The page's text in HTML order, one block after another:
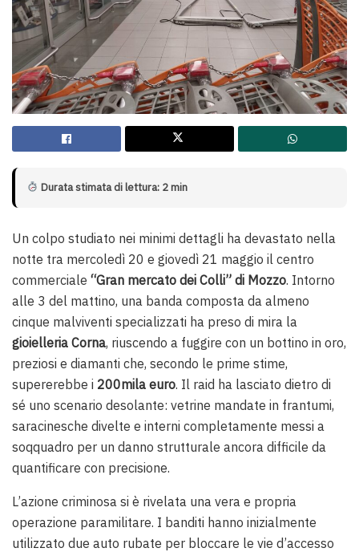
Durata stimata di lettura: 2 min
Un colpo studiato nei minimi dettagli ha devastato nella
notte tra mercoledì 20 e giovedì 21 maggio il centro
commerciale “Gran mercato dei Colli” di Mozzo. Intorno
alle 3 del mattino, una banda composta da almeno
cinque malviventi specializzati ha preso di mira la
gioielleria Corna, riuscendo a fuggire con un bottino in oro,
preziosi e diamanti che, secondo le prime stime,
supererebbe i 200mila euro. Il raid ha lasciato dietro di
sé uno scenario desolante: vetrine mandate in frantumi,
saracinesche divelte e interni completamente messi a
soqquadro per un danno strutturale ancora difficile da
quantificare con precisione.
L’azione criminosa si è rivelata una vera e propria
operazione paramilitare. I banditi hanno inizialmente
utilizzato due auto rubate per bloccare le vie d’accesso